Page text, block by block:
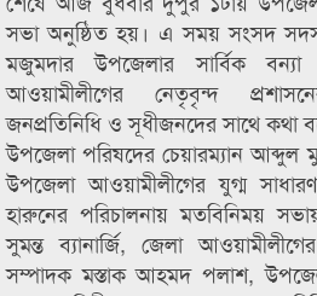
সভা অনুষ্ঠিত হয়। এ সময় সংসদ
মজুমদার উপজেলার সার্বিক বন্যা
আওয়ামীলীগের নেতৃবৃন্দ
জনপ্রতিনিধি ও সূধীজনদের সাথে কথা
উপজেলা পরিষদের চেয়ারম্যান আব্দুল
উপজেলা আওয়ামীলীগের যুগ্ম
হারুনের পরিচালনায় মতবিনিময়
সুমন্ত ব্যানার্জি, জেলা
সম্পাদক মস্তাক আহমদ পলাশ,